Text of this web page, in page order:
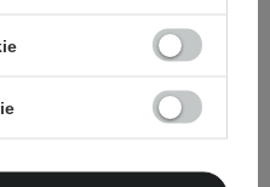
eksperckie porady,
prosto na maila!